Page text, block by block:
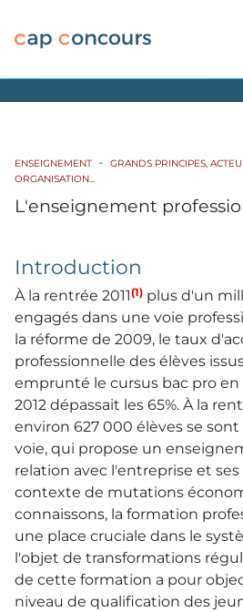
ENSEIGNEMENT
GRANDS PRINCIPES,
ORGANISATION...
L'enseignement
Introduction
À la rentrée 2011(1) plus d'un
engagés dans une voie
la réforme de 2009, le taux
professionnelle des élèves
emprunté le cursus bac pro en
2012 dépassait les 65%. À la
environ 627 000 élèves se
voie, qui propose un
relation avec l'entreprise et
contexte de mutations
connaissons, la formation
une place cruciale dans le
l'objet de transformations
de cette formation a pour
niveau de qualification des